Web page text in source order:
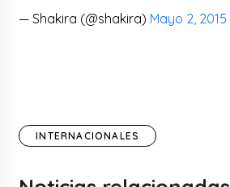
— Shakira (@shakira) Mayo 2, 2015
INTERNACIONALES